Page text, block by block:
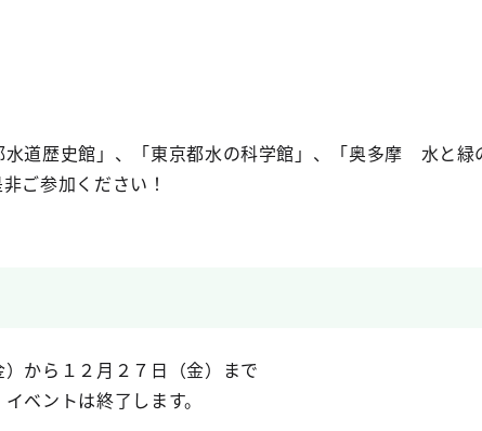
道歴史館」、「東京都水の科学館」、「奥多摩 水と緑
ご参加ください！
から１２月２７日（金）まで
ベントは終了します。